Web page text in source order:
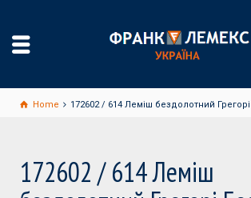
Home 172602 / 614 Леміш бездолотний
172602 / 614 Леміш